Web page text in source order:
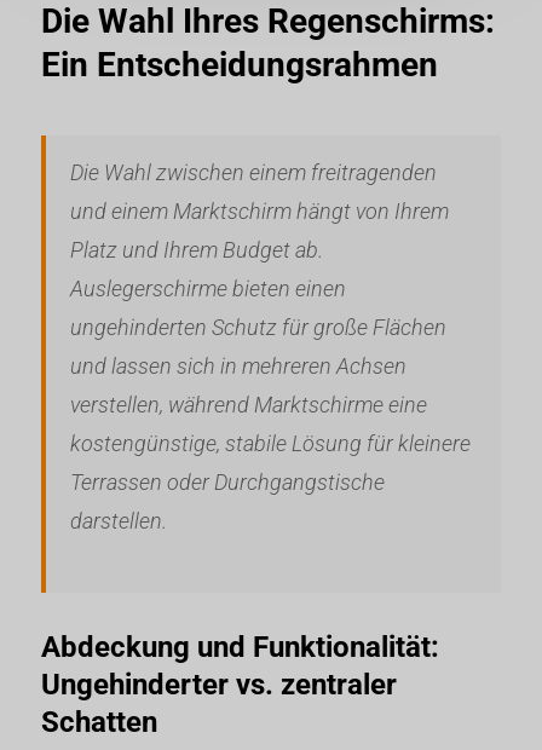
Die Wahl Ihres Regenschirms:
Ein Entscheidungsrahmen
Die Wahl zwischen einem freitragenden
und einem Marktschirm hängt von Ihrem
Platz und Ihrem Budget ab.
Auslegerschirme bieten einen
ungehinderten Schutz für große Flächen
und lassen sich in mehreren Achsen
verstellen, während Marktschirme eine
kostengünstige, stabile Lösung für kleinere
Terrassen oder Durchgangstische
darstellen.
Abdeckung und Funktionalität:
Ungehinderter vs. zentraler
Schatten